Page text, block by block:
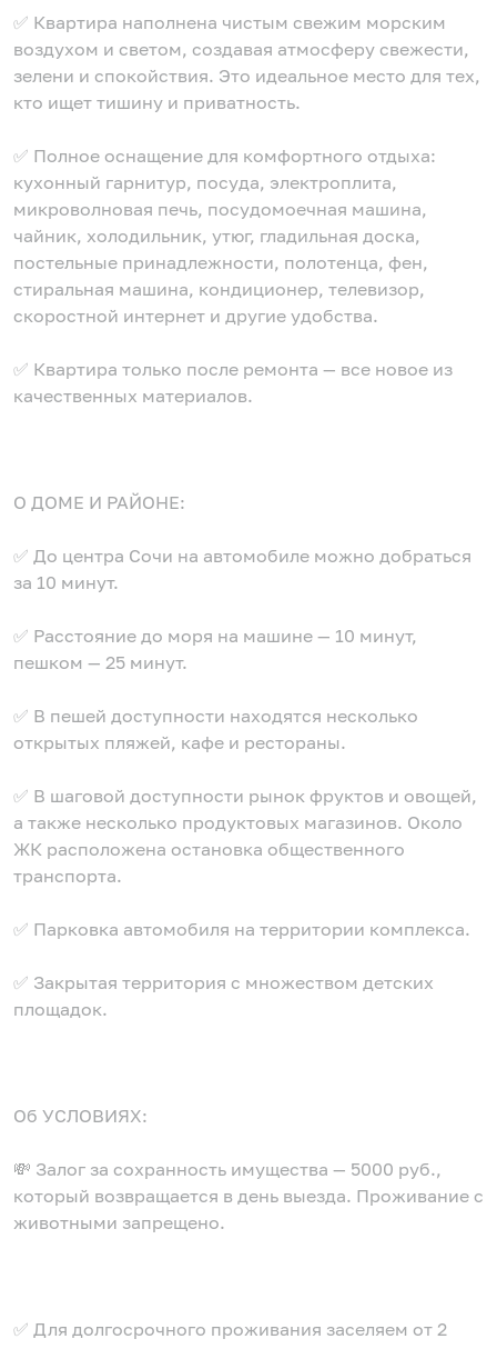
✅ Квартира наполнена чистым свежим морским
воздухом и светом, создавая атмосферу свежести,
зелени и спокойствия. Это идеальное место для тех,
кто ищет тишину и приватность.
✅ Полное оснащение для комфортного отдыха:
кухонный гарнитур, посуда, электроплита,
микроволновая печь, посудомоечная машина,
чайник, холодильник, утюг, гладильная доска,
постельные принадлежности, полотенца, фен,
стиральная машина, кондиционер, телевизор,
скоростной интернет и другие удобства.
✅ Квартира только после ремонта — все новое из
качественных материалов.
О ДОМЕ И РАЙОНЕ:
✅ До центра Сочи на автомобиле можно добраться
за 10 минут.
✅ Расстояние до моря на машине — 10 минут,
пешком — 25 минут.
✅ В пешей доступности находятся несколько
открытых пляжей, кафе и рестораны.
✅ В шаговой доступности рынок фруктов и овощей,
а также несколько продуктовых магазинов. Около
ЖК расположена остановка общественного
транспорта.
✅ Парковка автомобиля на территории комплекса.
✅ Закрытая территория с множеством детских
площадок.
Об УСЛОВИЯХ:
💸 Залог за сохранность имущества — 5000 руб.,
который возвращается в день выезда. Проживание с
животными запрещено.
✅ Для долгосрочного проживания заселяем от 2